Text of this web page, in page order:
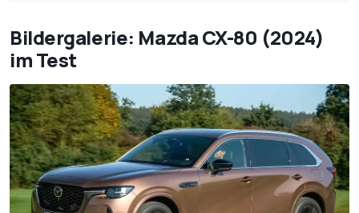
Bildergalerie: Mazda CX-80 (2024)
im Test